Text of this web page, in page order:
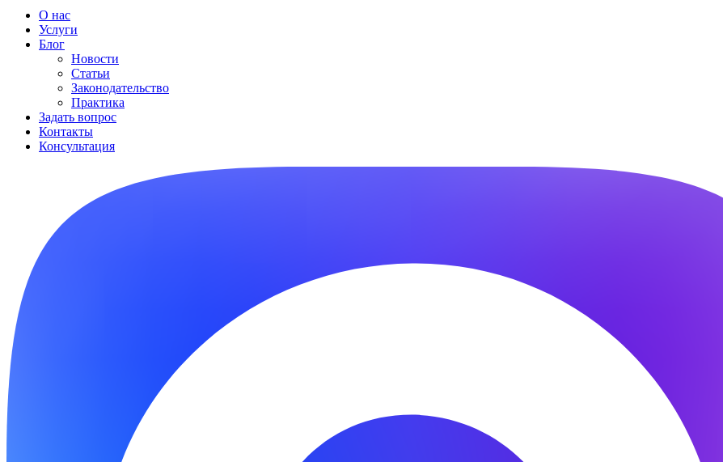
О нас
Услуги
Блог
Новости
Статьи
Законодательство
Практика
Задать вопрос
Контакты
Консультация